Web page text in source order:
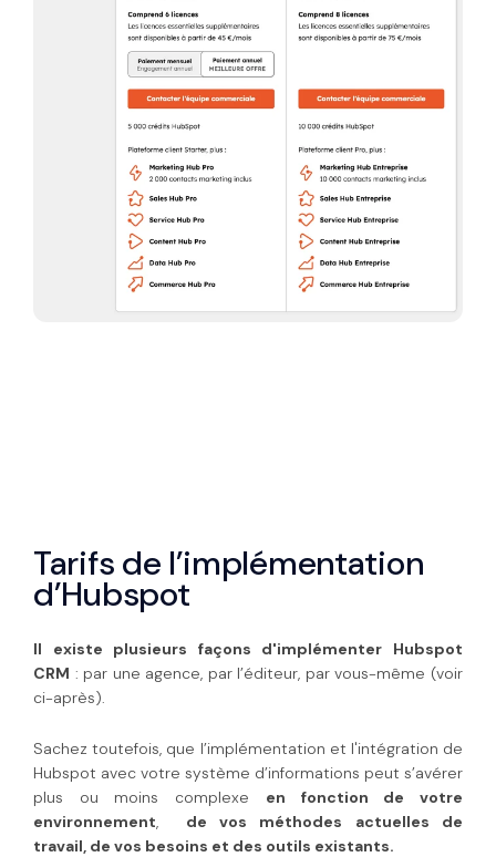
Tarifs de l’implémentation
d’Hubspot
Il existe plusieurs façons d'implémenter Hubspot
CRM : par une agence, par l’éditeur, par vous-même (voir
ci-après).
Sachez toutefois, que l’implémentation et l'intégration de
Hubspot avec votre système d’informations peut s’avérer
plus ou moins complexe en fonction de votre
environnement, de vos méthodes actuelles de
travail, de vos besoins et des outils existants.